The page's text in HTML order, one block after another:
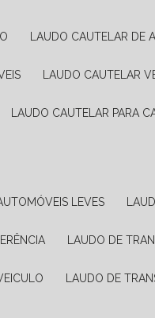
LAUDO CAUTELAR DE
LAUDO CAUTELAR
LAUDO CAUTELAR PARA
LEVES
LAUDO DE
LAUDO DE